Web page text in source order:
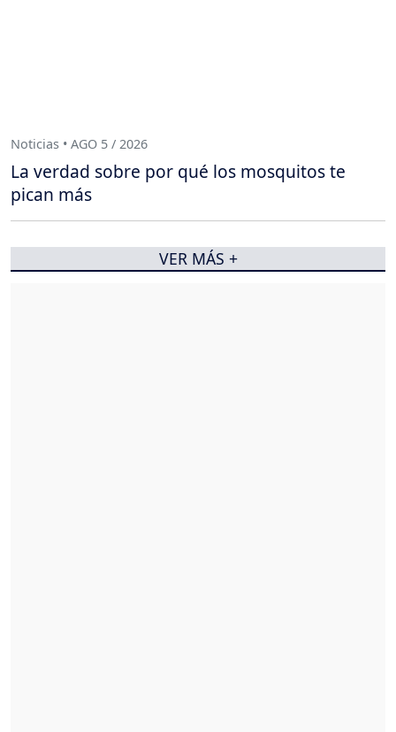
Noticias • AGO 5 / 2026
La verdad sobre por qué los mosquitos te
pican más
VER MÁS +